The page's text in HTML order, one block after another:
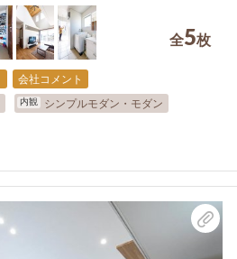
全5枚
会社コメント
内観 シンプルモダン・モダン